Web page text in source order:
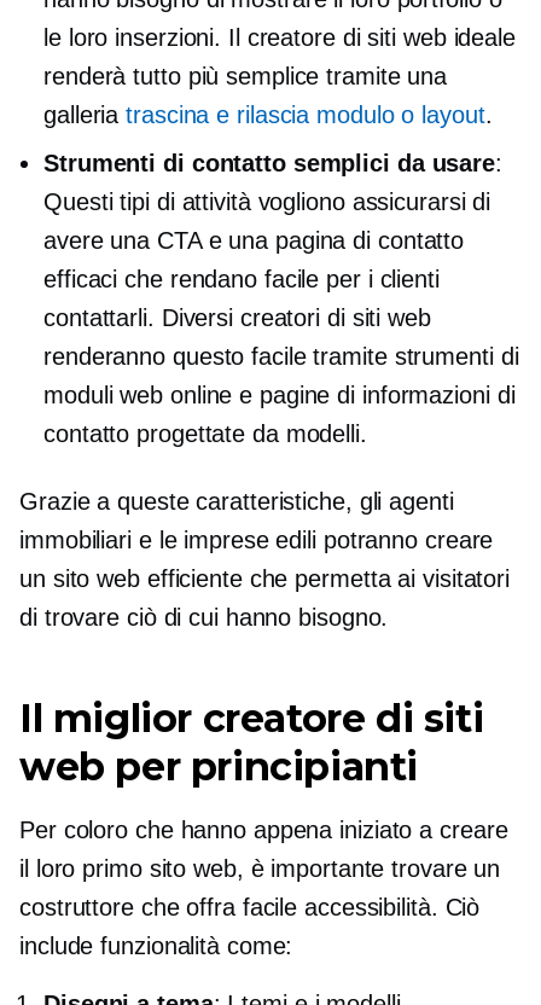
le loro inserzioni. Il creatore di siti web ideale
renderà tutto più semplice tramite una
galleriatrascina e rilascia modulo o layout.
Strumenti di contatto semplici da usare:
Questi tipi di attività vogliono assicurarsi di
avere una CTA e una pagina di contatto
efficaci che rendano facile per i clienti
contattarli. Diversi creatori di siti web
renderanno questo facile tramite strumenti di
moduli web online e pagine di informazioni di
contatto progettate da modelli.
Grazie a queste caratteristiche, gli agenti
immobiliari e le imprese edili potranno creare
un sito web efficiente che permetta ai visitatori
di trovare ciò di cui hanno bisogno.
Il miglior creatore di siti
web per principianti
Per coloro che hanno appena iniziato a creare
il loro primo sito web, è importante trovare un
costruttore che offra facile accessibilità. Ciò
include funzionalità come: